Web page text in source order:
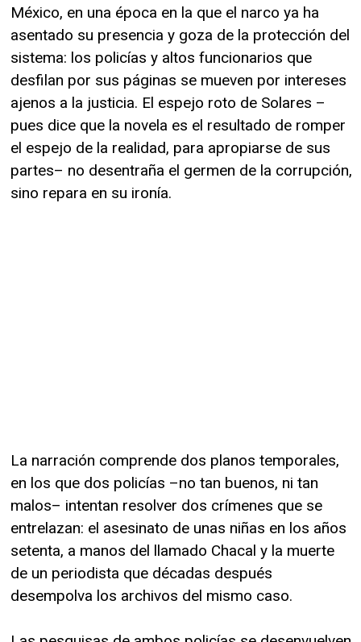
México, en una época en la que el narco ya ha
asentado su presencia y goza de la protección del
sistema: los policías y altos funcionarios que
desfilan por sus páginas se mueven por intereses
ajenos a la justicia. El espejo roto de Solares –
pues dice que la novela es el resultado de romper
el espejo de la realidad, para apropiarse de sus
partes– no desentraña el germen de la corrupción,
sino repara en su ironía.
La narración comprende dos planos temporales,
en los que dos policías –no tan buenos, ni tan
malos– intentan resolver dos crímenes que se
entrelazan: el asesinato de unas niñas en los años
setenta, a manos del llamado Chacal y la muerte
de un periodista que décadas después
desempolva los archivos del mismo caso.